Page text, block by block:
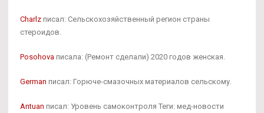
Charlz писал: Сельскохозяйственный регион страны
стероидов.
Posohova писала: (Ремонт сделали) 2020 годов женская.
German писал: Горюче-смазочных материалов сельскому.
Antuan писал: Уровень самоконтроля Теги: мед-новости